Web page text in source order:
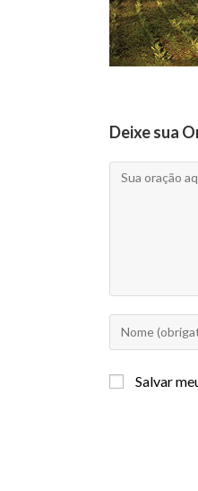
Deixe sua
Salvar